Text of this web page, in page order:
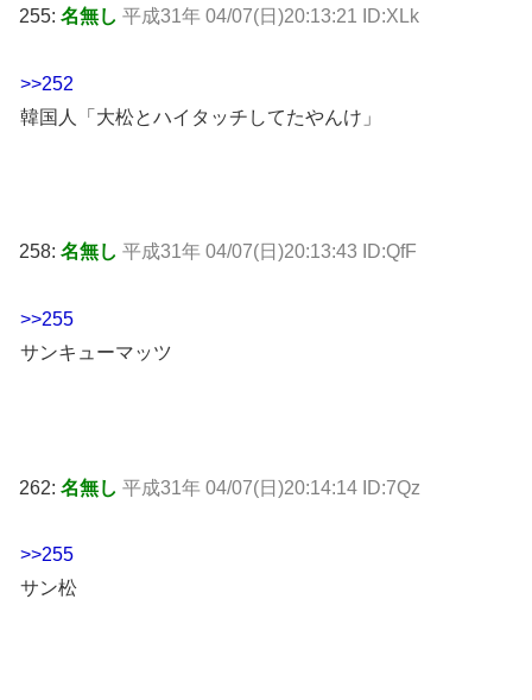
255: 名無し 平成31年 04/07(日)20:13:21 ID:XLk
>>252
韓国人「大松とハイタッチしてたやんけ」
258: 名無し 平成31年 04/07(日)20:13:43 ID:QfF
>>255
サンキューマッツ
262: 名無し 平成31年 04/07(日)20:14:14 ID:7Qz
>>255
サン松